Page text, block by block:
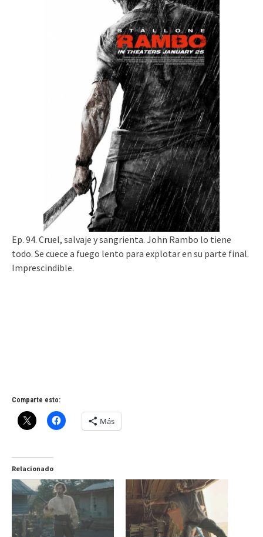
Ep. 94. Cruel, salvaje y sangrienta. John Rambo lo tiene
todo. Se cuece a fuego lento para explotar en su parte final.
Imprescindible.
Comparte esto:
Más
Relacionado